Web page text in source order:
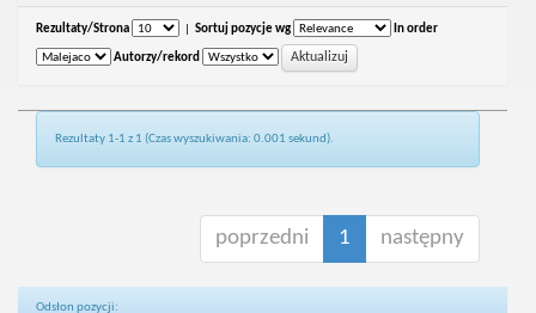
Rezultaty/Strona Sortuj pozycje wg In order
Autorzy/rekord
Rezultaty 1-1 z 1 (Czas wyszukiwania: 0.001 sekund).
poprzedni 1 następny
Odsłon pozycji: